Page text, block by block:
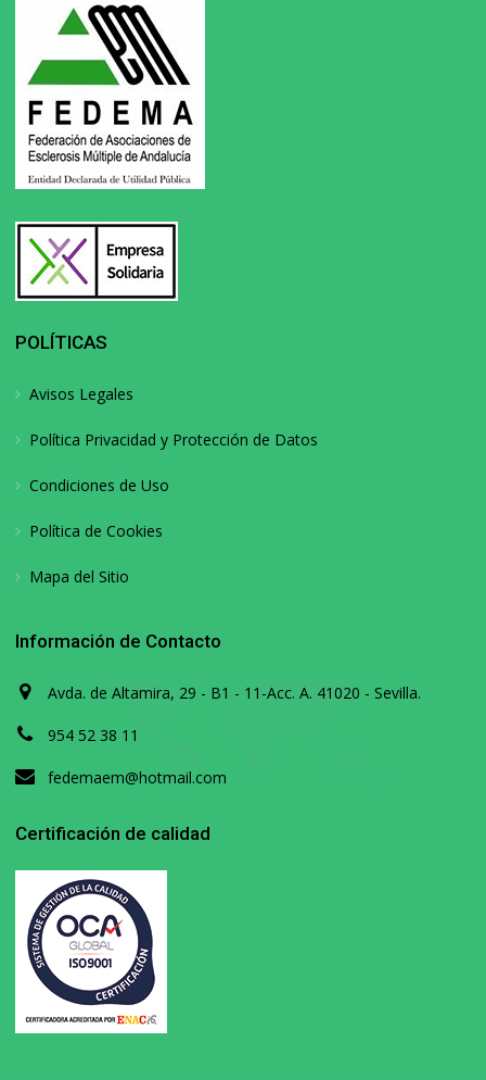
POLÍTICAS
Avisos Legales
Política Privacidad y Protección de Datos
Condiciones de Uso
Política de Cookies
Mapa del Sitio
Información de Contacto
Avda. de Altamira, 29 - B1 - 11-Acc. A. 41020 - Sevilla.
954 52 38 11
fedemaem@hotmail.com
Certificación de calidad